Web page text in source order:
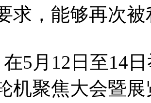
求，能够再次
月12日至14日
机聚焦大会暨